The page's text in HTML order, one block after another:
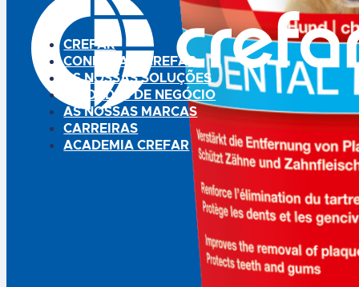
CREFAR
CONHEÇA A CREFAR
AS NOSSAS SOLUÇÕES
UNIDADES DE NEGÓCIO
AS NOSSAS MARCAS
CARREIRAS
ACADEMIA CREFAR